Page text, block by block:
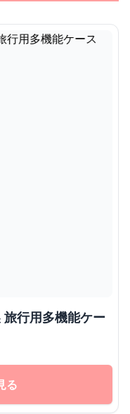
行用多機能ケー
る